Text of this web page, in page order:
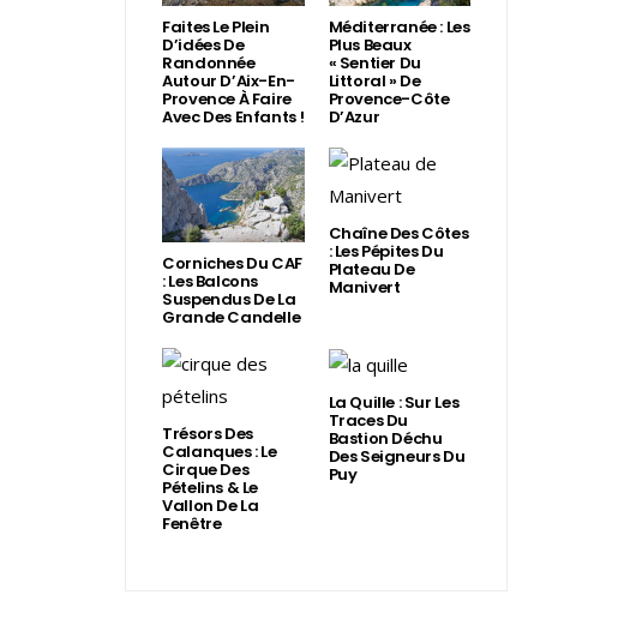
Faites Le Plein
D’idées De
Randonnée
Autour D’Aix-En-
Provence À Faire
Avec Des Enfants !
Méditerranée : Les
Plus Beaux
« Sentier Du
Littoral » De
Provence-Côte
D’Azur
Corniches Du CAF
: Les Balcons
Suspendus De La
Grande Candelle
Chaîne Des Côtes
: Les Pépites Du
Plateau De
Manivert
Trésors Des
Calanques : Le
Cirque Des
Pételins & Le
Vallon De La
Fenêtre
La Quille : Sur Les
Traces Du
Bastion Déchu
Des Seigneurs Du
Puy